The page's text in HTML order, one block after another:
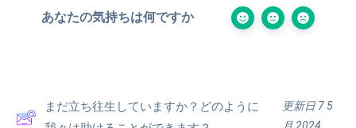
あなたの気持ちは何ですか
まだ立ち往生していますか？どのように
更新日 7 5